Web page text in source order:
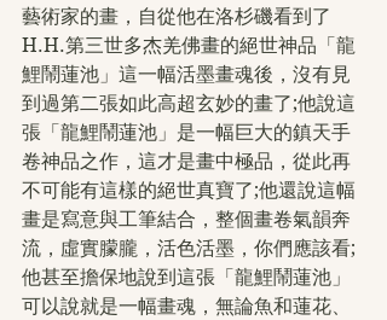
藝術家的畫，自從他在洛杉磯看到了
H.H.第三世多杰羌佛畫的絕世神品「龍
鯉鬧蓮池」這一幅活墨畫魂後，沒有見
到過第二張如此高超玄妙的畫了;他說這
張「龍鯉鬧蓮池」是一幅巨大的鎮天手
卷神品之作，這才是畫中極品，從此再
不可能有這樣的絕世真寶了;他還說這幅
畫是寫意與工筆結合，整個畫卷氣韻奔
流，虛實朦朧，活色活墨，你們應該看;
他甚至擔保地說到這張「龍鯉鬧蓮池」
可以說就是一幅畫魂，無論魚和蓮花、